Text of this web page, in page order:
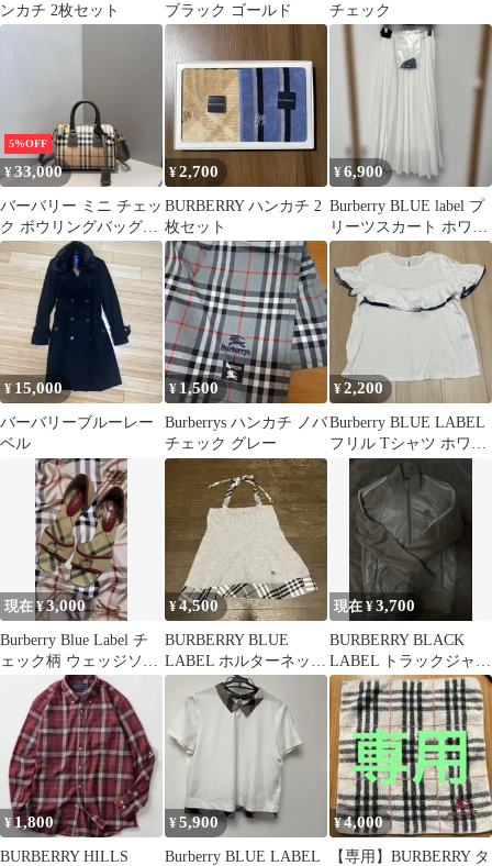
ンカチ 2枚セット
ブラック ゴールド
チェック
5%OFF
¥33,000
バーバリー ミニ チェッ
ク ボウリングバッグ
2way
¥2,700
BURBERRY ハンカチ 2
枚セット
¥6,900
Burberry BLUE label プ
リーツスカート ホワイ
ト 38
¥ 15,000
バーバリーブルーレー
ベル
¥ 1,500
Burberrys ハンカチ ノバ
チェック グレー
¥2,200
Burberry BLUE LABEL
フリル Tシャツ ホワイ
現在 ¥3,000
Burberry Blue Label チ
ェック柄 ウェッジソー
ル サンダル
¥4,500
BURBERRY BLUE
LABEL ホルターネック
キャミソール サイズ
現在 ¥3,700
BURBERRY BLACK
LABEL トラックジャケ
ット グレー 2
¥1,800
BURBERRY HILLS
¥5,900
Burberry BLUE LABEL
¥4,000
【専用】BURBERRY タ